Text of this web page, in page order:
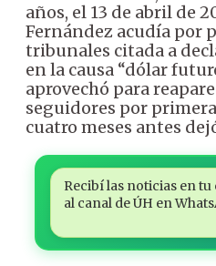
años, el 13 de abril de
Fernández acudía por
tribunales citada a
en la causa “dólar
aprovechó para
seguidores por
cuatro meses antes
Recibí las noticias en
al canal de ÚH en